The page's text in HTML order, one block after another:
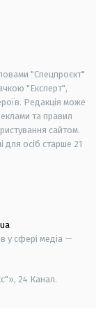
"Спецпроєкт"
"Експерт",
Редакція може
та правил
сайтом.
для осіб старше 21
у сфері медіа —
24 Канал.